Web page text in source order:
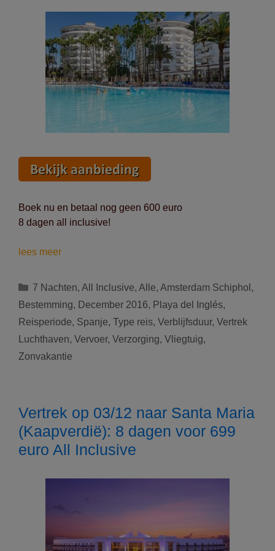
Boek nu en betaal nog geen 600 euro
8 dagen all inclusive!
lees meerVertrek
naar
Playa
del
Inglés
(Spanje):
589
euro
All
Inclusive
Categorieën
7 Nachten, All Inclusive, Alle, Amsterdam Schiphol ,
Bestemming, December 2016, Playa del Inglés,
Reisperiode, Spanje, Type reis, Verblijfsduur, Vertrek
Luchthaven, Vervoer, Verzorging, Vliegtuig,
Zonvakantie
Vertrek op 03/12 naar Santa Maria
(Kaapverdië): 8 dagen voor 699
euro All Inclusive